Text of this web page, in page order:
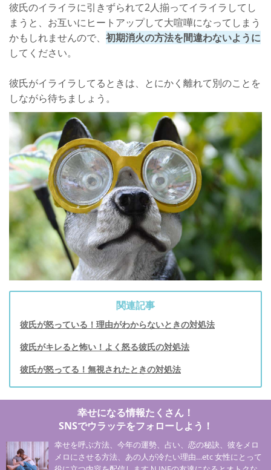
彼氏のイライラに引きずられて2人揃ってイライラしてし
まうと、お互いにヒートアップして大喧嘩になってしまう
かもしれませんので、 初期消火の方法を間違わないように
してください。
彼氏がイライラしてるときは、とにかく離れて別のことを
しながら待ちましょう。
関連記事
彼氏が怒っている！理由がわからないときの対処法
彼氏がキレると怖い！よく怒る彼氏の対処法
彼氏が怒ってる！無視されたときの対処法
幸せになる情報たくさん！
SNSでウラッテをフォローしよう！
幸せを呼ぶ方法、今年の運勢、占い、恋の秘訣、彼をメロ
メロにさせる方法、あの人が冷たい理由…etc 女性にとって